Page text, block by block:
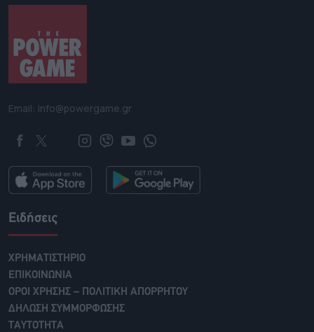
Email: info@powergame.gr
Ειδήσεις
ΧΡΗΜΑΤΙΣΤΗΡΙΟ
ΕΠΙΚΟΙΝΩΝΙΑ
ΟΡΟΙ ΧΡΗΣΗΣ – ΠΟΛΙΤΙΚΗ ΑΠΟΡΡΗΤΟΥ
ΔΗΛΩΣΗ ΣΥΜΜΟΡΦΩΣΗΣ
ΤΑΥΤΟΤΗΤΑ